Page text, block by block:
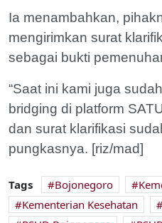
Ia menambahkan,
mengirimkan surat
sebagai bukti
“Saat ini kami juga
bridging di platform
dan surat klarifikasi
pungkasnya. [riz/mad]
Tags Bojonegoro
Kementerian Kesehatan